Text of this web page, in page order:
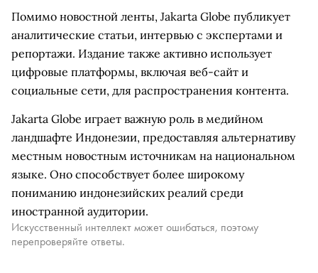
Помимо новостной ленты, Jakarta Globe публикует
аналитические статьи, интервью с экспертами и
репортажи. Издание также активно использует
цифровые платформы, включая веб-сайт и
социальные сети, для распространения контента.
Jakarta Globe играет важную роль в медийном
ландшафте Индонезии, предоставляя альтернативу
местным новостным источникам на национальном
языке. Оно способствует более широкому
пониманию индонезийских реалий среди
иностранной аудитории.
Искусственный интеллект может ошибаться, поэтому
перепроверяйте ответы.